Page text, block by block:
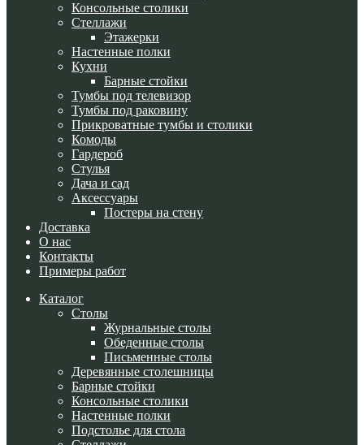
Консольные столики
Стеллажи
Этажерки
Настенные полки
Кухни
Барные стойки
Тумбы под телевизор
Тумбы под раковину
Прикроватные тумбы и столики
Комоды
Гардероб
Стулья
Дача и сад
Аксессуары
Постеры на стену
Доставка
О нас
Контакты
Примеры работ
Каталог
Cтолы
Журнальные столы
Обеденные столы
Письменные столы
Деревянные столешницы
Барные стойки
Консольные столики
Настенные полки
Подстолье для стола